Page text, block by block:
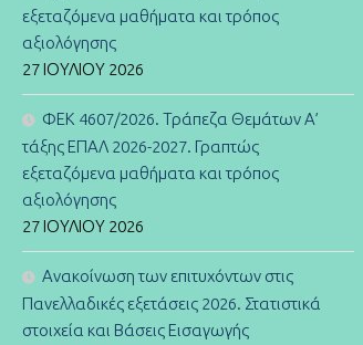
εξεταζόμενα μαθήματα και τρόπος
αξιολόγησης
27 ΙΟΥΛΊΟΥ 2026
ΦΕΚ 4607/2026. Τράπεζα Θεμάτων Α’
τάξης ΕΠΑΛ 2026-2027. Γραπτώς
εξεταζόμενα μαθήματα και τρόπος
αξιολόγησης
27 ΙΟΥΛΊΟΥ 2026
Ανακοίνωση των επιτυχόντων στις
Πανελλαδικές εξετάσεις 2026. Στατιστικά
στοιχεία και Βάσεις Εισαγωγής